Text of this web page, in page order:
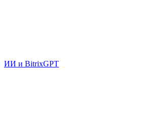
ИИ и BitrixGPT